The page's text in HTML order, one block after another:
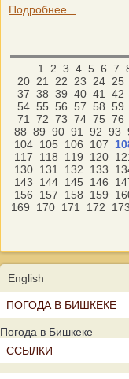
Подробнее...
1 2 3 4 5 6 7
20 21 22 23 24 25
37 38 39 40 41 42
54 55 56 57 58 59
71
72 73 74 75 76
88 89 90 91 92 93
104 105 106 107
117
118 119 120
130 131 132 133
143
144 145 146
156
157 158 159
169
170 171 172 173
English
ПОГОДА В БИШКЕКЕ
Погода в Бишкеке
ССЫЛКИ